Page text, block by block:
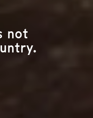
not